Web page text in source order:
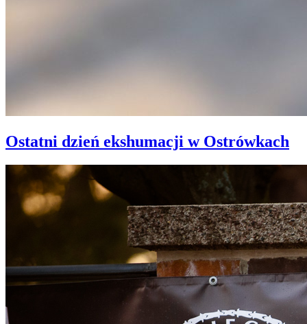
Ostatni dzień ekshumacji w Ostrówkach